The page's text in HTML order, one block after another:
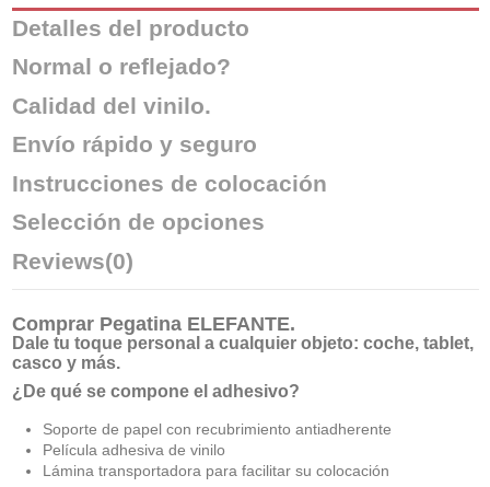
Detalles del producto
Normal o reflejado?
Calidad del vinilo.
Envío rápido y seguro
Instrucciones de colocación
Selección de opciones
Reviews(0)
Comprar Pegatina ELEFANTE.
Dale tu toque personal a cualquier objeto: coche, tablet,
casco y más.
¿De qué se compone el adhesivo?
Soporte de papel con recubrimiento antiadherente
Película adhesiva de vinilo
Lámina transportadora para facilitar su colocación